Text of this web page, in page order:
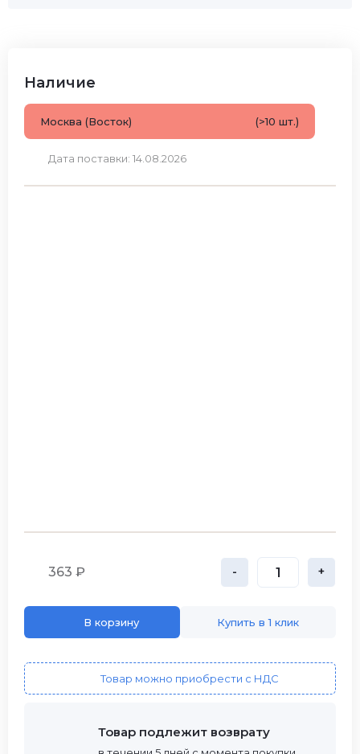
Наличие
Москва (Восток) (>10 шт.)
Дата поставки: 14.08.2026
363 ₽ - +
В корзину Купить в 1 клик
Товар можно приобрести с НДС
Товар подлежит возврату